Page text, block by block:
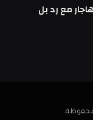
مع رد بل